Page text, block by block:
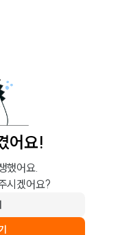
어요!
했어요.
시겠어요?